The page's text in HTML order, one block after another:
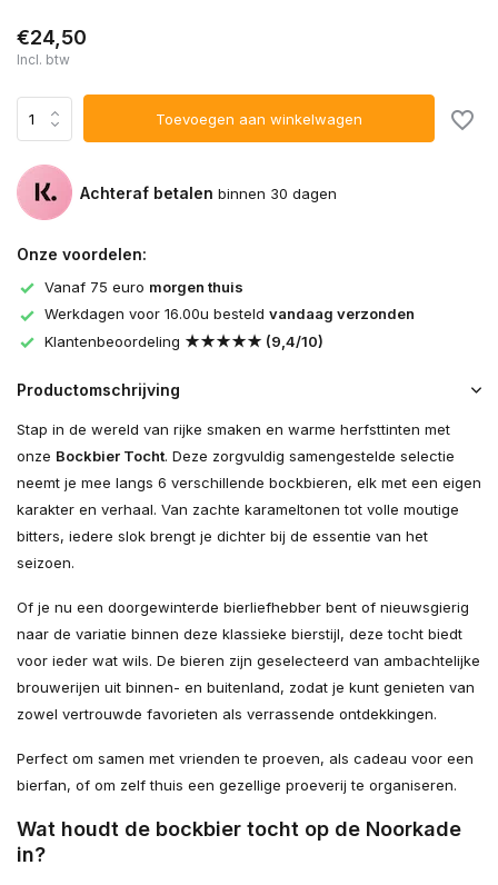
€24,50
Incl. btw
Toevoegen aan winkelwagen
Achteraf betalen binnen 30 dagen
Onze voordelen:
Vanaf 75 euro morgen thuis
Werkdagen voor 16.00u besteld vandaag verzonden
Klantenbeoordeling ★★★★★ (9,4/10)
Productomschrijving
Stap in de wereld van rijke smaken en warme herfsttinten met
onze Bockbier Tocht. Deze zorgvuldig samengestelde selectie
neemt je mee langs 6 verschillende bockbieren, elk met een eigen
karakter en verhaal. Van zachte karameltonen tot volle moutige
bitters, iedere slok brengt je dichter bij de essentie van het
seizoen.
Of je nu een doorgewinterde bierliefhebber bent of nieuwsgierig
naar de variatie binnen deze klassieke bierstijl, deze tocht biedt
voor ieder wat wils. De bieren zijn geselecteerd van ambachtelijke
brouwerijen uit binnen- en buitenland, zodat je kunt genieten van
zowel vertrouwde favorieten als verrassende ontdekkingen.
Perfect om samen met vrienden te proeven, als cadeau voor een
bierfan, of om zelf thuis een gezellige proeverij te organiseren.
Wat houdt de bockbier tocht op de Noorkade
in?